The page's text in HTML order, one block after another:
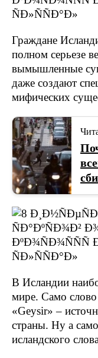
Граждане
полном серьезе
вымышленные
даже создают
мифических
В Исландии
мире. Само слово
«Geysir» –
страны. Ну а
исландского